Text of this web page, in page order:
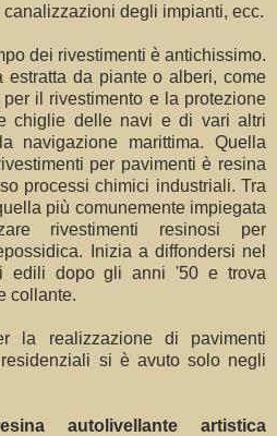
degli impianti, ecc.
dei rivestimenti è antichissimo.
estratta da piante o alberi, come
il rivestimento e la protezione
chiglie delle navi e di vari altri
navigazione marittima. Quella
per pavimenti è resina
processi chimici industriali. Tra
più comunemente impiegata
rivestimenti resinosi per
Inizia a diffondersi nel
edili dopo gli anni '50 e trova
collante.
la realizzazione di pavimenti
si è avuto solo negli
autolivellante artistica